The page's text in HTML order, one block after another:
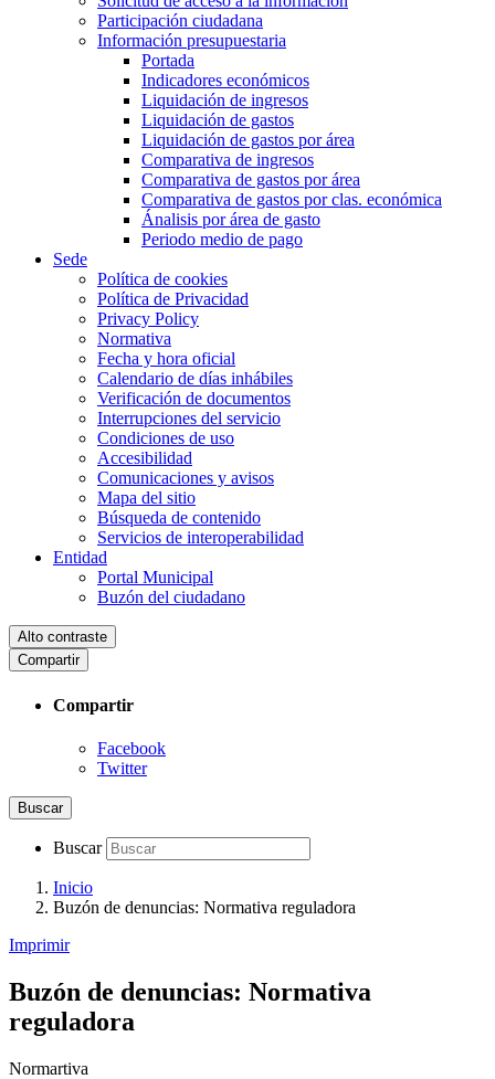
Participación ciudadana
Información presupuestaria
Portada
Indicadores económicos
Liquidación de ingresos
Liquidación de gastos
Liquidación de gastos por área
Comparativa de ingresos
Comparativa de gastos por área
Comparativa de gastos por clas. económica
Ánalisis por área de gasto
Periodo medio de pago
Sede
Política de cookies
Política de Privacidad
Privacy Policy
Normativa
Fecha y hora oficial
Calendario de días inhábiles
Verificación de documentos
Interrupciones del servicio
Condiciones de uso
Accesibilidad
Comunicaciones y avisos
Mapa del sitio
Búsqueda de contenido
Servicios de interoperabilidad
Entidad
Portal Municipal
Buzón del ciudadano
Alto contraste
Compartir
Compartir
Facebook
Twitter
Buscar
Buscar
Inicio
Buzón de denuncias: Normativa reguladora
Imprimir
Buzón de denuncias: Normativa
reguladora
Normartiva